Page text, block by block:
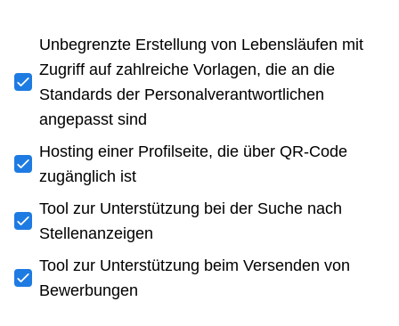
Unbegrenzte Erstellung von Lebensläufen mit
Zugriff auf zahlreiche Vorlagen, die an die
Standards der Personalverantwortlichen
angepasst sind
Hosting einer Profilseite, die über QR-Code
zugänglich ist
Tool zur Unterstützung bei der Suche nach
Stellenanzeigen
Tool zur Unterstützung beim Versenden von
Bewerbungen